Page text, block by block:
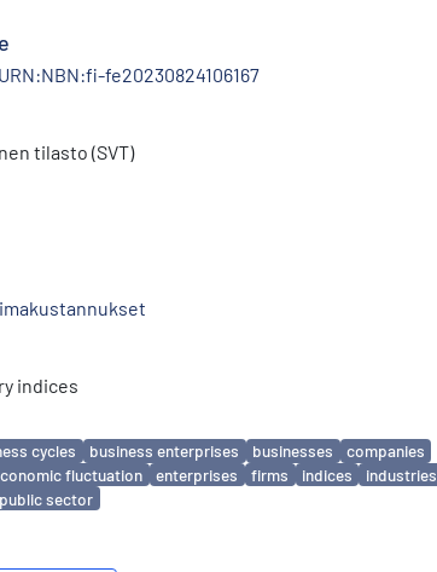
fe20230824106167
tilasto (SVT)
indices
cycles business enterprises businesses
companies
fluctuation enterprises firms indices
industries
public sector